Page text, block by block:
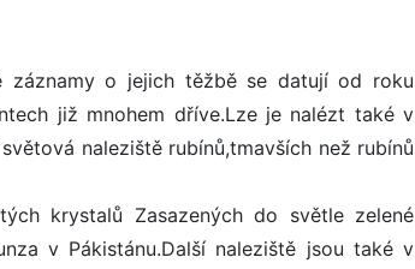
záznamy o jejich těžbě se datují od roku
již mnohem dříve.Lze je nalézt také v
naleziště rubínů,tmavších než rubínů
krystalů Zasazených do světle zelené
v Pákistánu.Další naleziště jsou také v